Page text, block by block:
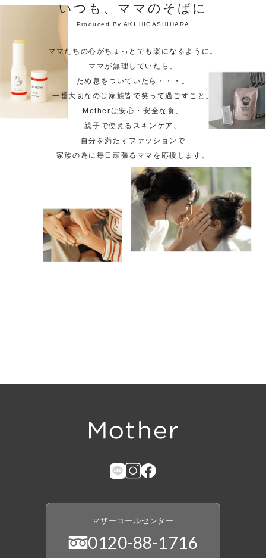
いつも、ママのそばに
Produced By AKI HIGASHIHARA
ママたちの心がちょっとでも楽になるように。
ママが無理していたら、
ため息をついていたら・・・。
一番大切なのは家族皆で笑って過ごすこと。
Motherは安心・安全な食、
親子で使えるスキンケア、
自分を満たすファッションで
家族の為に毎日頑張るママを応援します。
マザーコールセンター
0120-88-1716